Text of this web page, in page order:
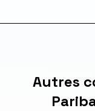
Autres